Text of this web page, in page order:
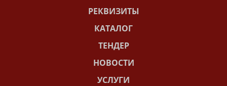
РЕКВИЗИТЫ
КАТАЛОГ
ТЕНДЕР
НОВОСТИ
УСЛУГИ